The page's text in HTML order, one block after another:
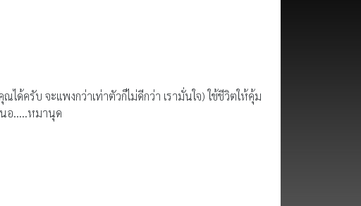
ครับ จะแพงกว่าเท่าตัวก็ไม่ดีกว่า เรามั่นใจ) ใช้ชีวิตให้คุ้ม
นอ.....หมานุด